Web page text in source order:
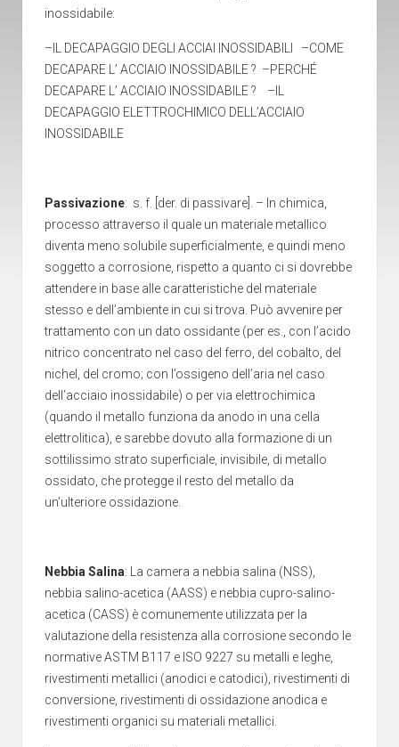
inossidabile:
– IL DECAPAGGIO DEGLI ACCIAI INOSSIDABILI –COME
DECAPARE L’ ACCIAIO INOSSIDABILE ? –PERCHÉ
DECAPARE L’ ACCIAIO INOSSIDABILE ? –
DECAPAGGIO ELETTROCHIMICO DELL’ACCIAIO
INOSSIDABILE
Passivazione: s. f. [der. di passivare ]. – In chimica,
processo attraverso il quale un materiale metallico
diventa meno solubile superficialmente, e quindi meno
soggetto a corrosione, rispetto a quanto ci si dovrebbe
attendere in base alle caratteristiche del materiale
stesso e dell’ambiente in cui si trova. Può avvenire per
trattamento con un dato ossidante (per es., con l’acido
nitrico concentrato nel caso del ferro, del cobalto, del
nichel, del cromo; con l’ossigeno dell’aria nel caso
dell’acciaio inossidabile) o per via elettrochimica
(quando il metallo funziona da anodo in una cella
elettrolitica), e sarebbe dovuto alla formazione di un
sottilissimo strato superficiale, invisibile, di metallo
ossidato, che protegge il resto del metallo da
un’ulteriore ossidazione.
Nebbia Salina: La camera a nebbia salina (NSS),
nebbia salino-acetica (AASS) e nebbia cupro-salino-
acetica (CASS) è comunemente utilizzata per la
valutazione della resistenza alla corrosione secondo le
normative ASTM B117 e ISO 9227 su metalli e leghe,
rivestimenti metallici (anodici e catodici), rivestimenti di
conversione, rivestimenti di ossidazione anodica e
rivestimenti organici su materiali metallici.